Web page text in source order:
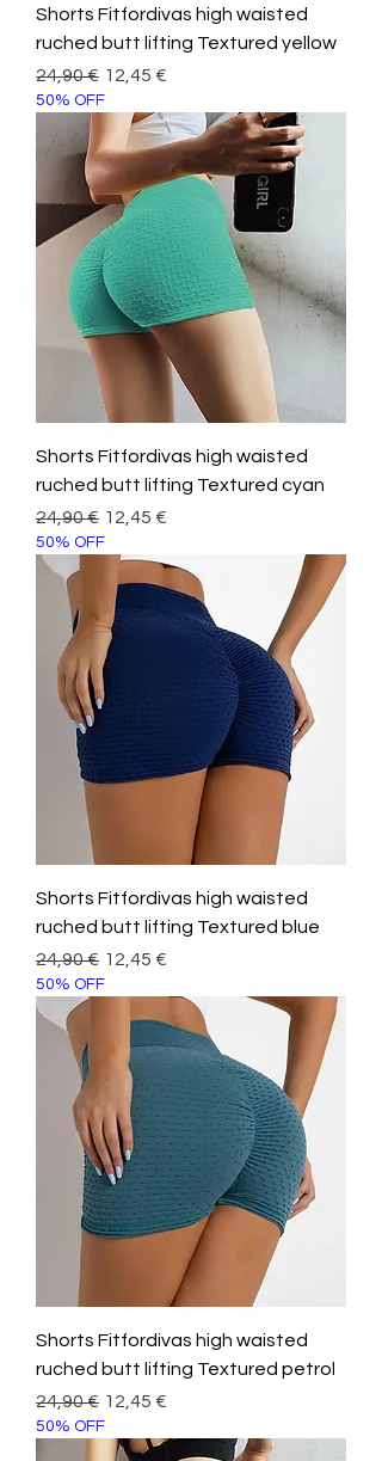
Shorts Fitfordivas high waisted
ruched butt lifting Textured yellow
Prezzo regolare
24,90 € Prezzo scontato
12,45 €
50% OFF
Shorts Fitfordivas high waisted
ruched butt lifting Textured cyan
Prezzo regolare
24,90 € Prezzo scontato
12,45 €
50% OFF
Shorts Fitfordivas high waisted
ruched butt lifting Textured blue
Prezzo regolare
24,90 € Prezzo scontato
12,45 €
50% OFF
Shorts Fitfordivas high waisted
ruched butt lifting Textured petrol
Prezzo regolare
24,90 € Prezzo scontato
12,45 €
50% OFF